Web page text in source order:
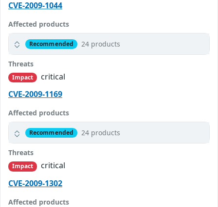
CVE-2009-1044
Affected products
Recommended 24 products
Threats
Impact
critical
CVE-2009-1169
Affected products
Recommended 24 products
Threats
Impact
critical
CVE-2009-1302
Affected products